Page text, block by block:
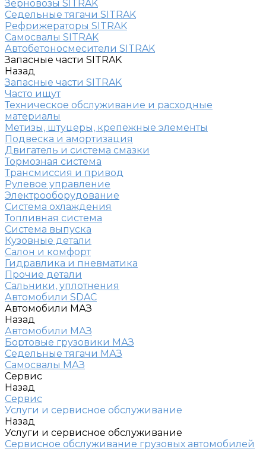
Зерновозы SITRAK
Седельные тягачи SITRAK
Рефрижераторы SITRAK
Самосвалы SITRAK
Автобетоносмесители SITRAK
Запасные части SITRAK
Назад
Запасные части SITRAK
Часто ищут
Техническое обслуживание и расходные
материалы
Метизы, штуцеры, крепежные элементы
Подвеска и амортизация
Двигатель и система смазки
Тормозная система
Трансмиссия и привод
Рулевое управление
Электрооборудование
Система охлаждения
Топливная система
Система выпуска
Кузовные детали
Салон и комфорт
Гидравлика и пневматика
Прочие детали
Сальники, уплотнения
Автомобили SDAC
Автомобили МАЗ
Назад
Автомобили МАЗ
Бортовые грузовики МАЗ
Седельные тягачи МАЗ
Самосвалы МАЗ
Сервис
Назад
Сервис
Услуги и сервисное обслуживание
Назад
Услуги и сервисное обслуживание
Сервисное обслуживание грузовых автомобилей